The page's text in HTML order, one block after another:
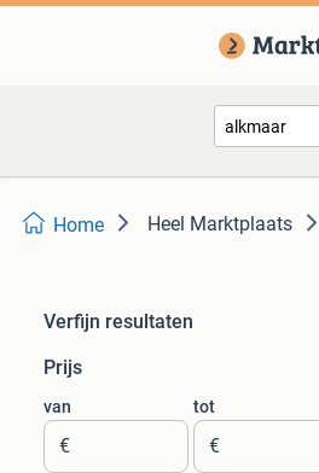
Home Heel Marktplaats
Verfijn resultaten
Prijs
van
€
tot
€